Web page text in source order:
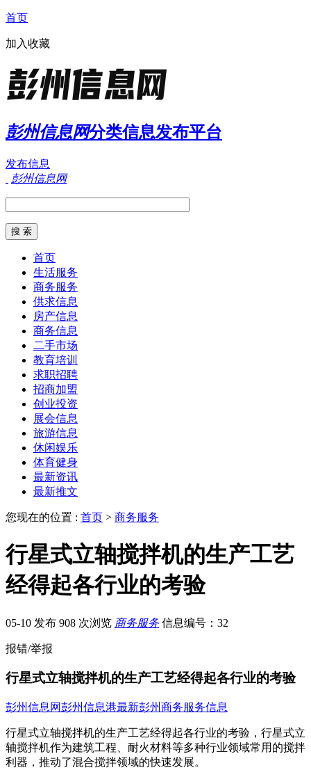
首页
加入收藏
彭州信息网分类信息发布平台
发布信息
彭州信息网
首页
生活服务
商务服务
供求信息
房产信息
商务信息
二手市场
教育培训
求职招聘
招商加盟
创业投资
展会信息
旅游信息
休闲娱乐
体育健身
最新资讯
最新推文
您现在的位置 : 首页 > 商务服务
行星式立轴搅拌机的生产工艺
经得起各行业的考验
05-10 发布 908 次浏览 商务服务 信息编号：32
报错/举报
行星式立轴搅拌机的生产工艺经得起各行业的考验
彭州信息网彭州信息港最新彭州商务服务信息
行星式立轴搅拌机的生产工艺经得起各行业的考验，行星式立
轴搅拌机作为建筑工程、耐火材料等多种行业领​‌‌域常用的搅拌
利器，推动了混合搅拌领域的快速发展。